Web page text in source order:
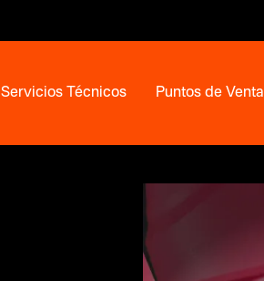
Servicios Técnicos Puntos de Venta